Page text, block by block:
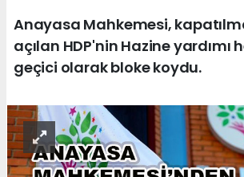
Anayasa Mahkemesi,
açılan HDP'nin Hazine yardımı
geçici olarak bloke koydu.